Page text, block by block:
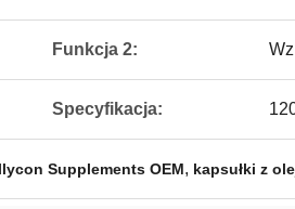
Funkcja 2:
Specyfikacja:
Supplements OEM, kapsułki z